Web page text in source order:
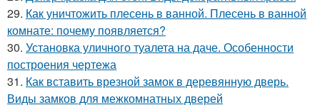
29. Как уничтожить плесень в ванной. Плесень в ванной
комнате: почему появляется?
30. Установка уличного туалета на даче. Особенности
построения чертежа
31. Как вставить врезной замок в деревянную дверь.
Виды замков для межкомнатных дверей